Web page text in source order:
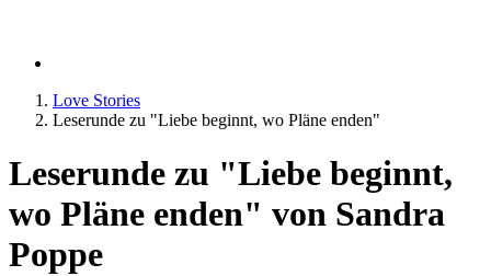
Love Stories
Leserunde zu "Liebe beginnt, wo Pläne enden"
Leserunde zu "Liebe beginnt,
wo Pläne enden" von Sandra
Poppe